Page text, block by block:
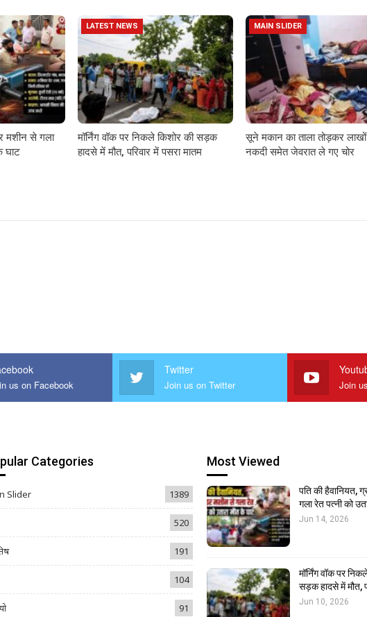
मशीन से गला
घाट
LATEST NEWS
मॉर्निंग वॉक पर निकले किशोर की सड़क
हादसे में मौत, परिवार में पसरा मातम
MAIN SLIDER
सूने मकान का ताला तोड़कर लाखों
नकदी समेत जेवरात ले गए चोर
us on Facebook
Twitter
Join us on Twitter Join
Categories
Slider 1389
520
191
104
91
Most Viewed
पति की हैवानियत,
गला रेत पत्नी को
Jun 14, 2026
मॉर्निंग वॉक पर
सड़क हादसे में मौत,
Jun 10, 2026